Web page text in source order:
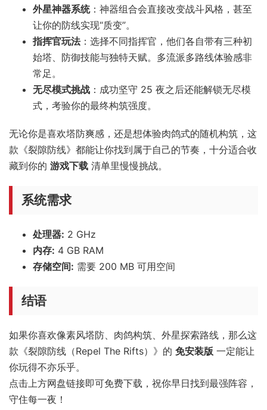
外星神器系统：神器组合会直接改变战斗风格，甚至
让你的防线实现“质变”。
指挥官玩法：选择不同指挥官，他们各自带有三种初
始塔、防御技能与独特天赋。多流派多路线体验感非
常足。
无尽模式挑战 ：成功坚守 25 夜之后还能解锁无尽模
式，考验你的最终构筑强度。
无论你是喜欢塔防爽感，还是想体验肉鸽式的随机构筑，这
款《裂隙防线》都能让你找到属于自己的节奏，十分适合收
藏到你的 游戏下载 清单里慢慢挑战。
系统需求
处理器: 2 GHz
内存: 4 GB RAM
存储空间: 需要 200 MB 可用空间
结语
如果你喜欢像素风塔防、肉鸽构筑、外星探索路线，那么这
款《裂隙防线（Repel The Rifts）》的 免安装版 一定能让
你玩得不亦乐乎。
点击上方网盘链接即可免费下载，祝你早日找到最强阵容，
守住每一夜！